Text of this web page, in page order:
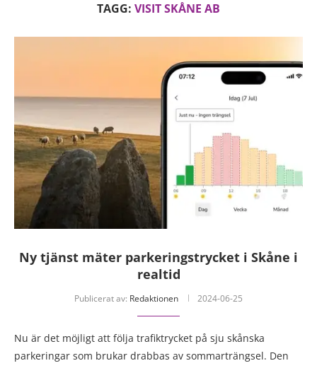
TAGG: VISIT SKÅNE AB
Ny tjänst mäter parkeringstrycket i Skåne i
realtid
Publicerat av: Redaktionen 2024-06-25
Nu är det möjligt att följa trafiktrycket på sju skånska
parkeringar som brukar drabbas av sommarträngsel. Den